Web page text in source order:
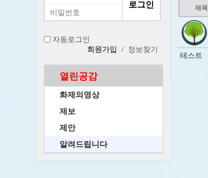
제목
테스트
자동로그인
회원가입
/ 정보찾기
열린공감
화제의영상
제보
제안
알려드립니다